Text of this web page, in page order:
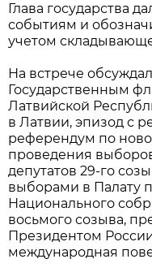
Глава государства
событиям и
учетом
На встрече
Государственным
Латвийской
в Латвии, эпизод с
референдум по
проведения
депутатов 29-го
выборами в Палату
Национального
восьмого созыва,
Президентом
международная